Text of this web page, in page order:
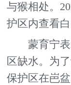
与猴相处。
护区内查看
蒙育宁表
区缺水。为
保护区在岜